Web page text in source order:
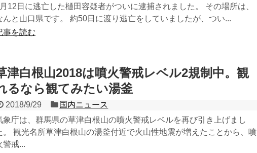
12日に逃亡した樋田容疑者がついに逮捕されました。 その場所は、
んと山口県です。 約50日に渡り逃亡をしていましたが、つい...
事を読む
津白根山2018は噴火警戒レベル2規制中。観
るなら観てみたい湯釜
2018/9/29
国内ニュース
象庁は、群馬県の草津白根山の噴火警戒レベルを再び引き上げまし
。 観光名所草津白根山の湯釜付近で火山性地震が増えたことから、噴
警戒...